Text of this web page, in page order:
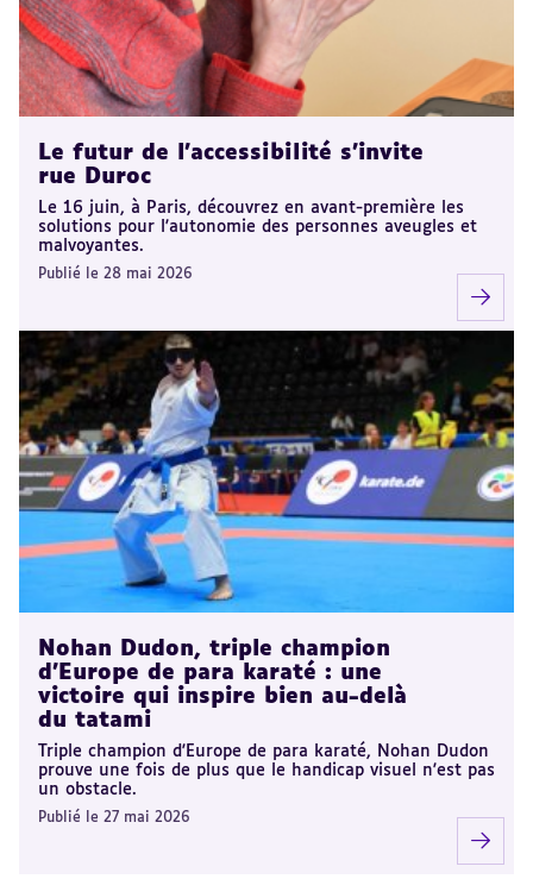
Le futur de l'accessibilité s'invite
rue Duroc
Le 16 juin, à Paris, découvrez en avant-première les
solutions pour l'autonomie des personnes aveugles et
malvoyantes.
Publié le 28 mai 2026
Nohan Dudon, triple champion
d'Europe de para karaté : une
victoire qui inspire bien au-delà
du tatami
Triple champion d'Europe de para karaté, Nohan Dudon
prouve une fois de plus que le handicap visuel n'est pas
un obstacle.
Publié le 27 mai 2026